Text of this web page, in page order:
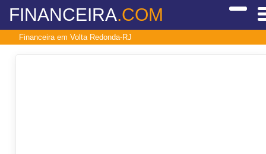
FINANCEIRA.COM
Financeira em Volta Redonda-RJ